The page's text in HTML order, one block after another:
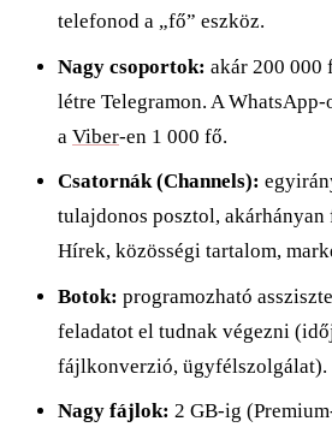
telefonod a „fő” eszköz.
Nagy csoportok: akár 200 000
létre Telegramon. A
a Viber-en 1 000 fő.
Csatornák (Channels):
tulajdonos posztol,
Hírek, közösségi tartalom,
Botok: programozható
feladatot el tudnak végezni
fájlkonverzió, ügyfélszolgálat).
Nagy fájlok: 2 GB-ig